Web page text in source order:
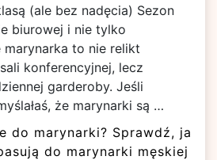
(ale bez nadęcia) Sezon
biurowej i nie tylko
marynarka to nie relikt
konferencyjnej, lecz
garderoby. Jeśli
że marynarki są …
do marynarki? Sprawdź, ja
do marynarki męskiej